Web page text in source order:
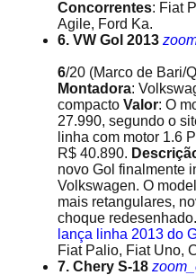
Concorrentes: Fiat
Agile, Ford Ka.
6. VW Gol 2013
6/20 (Marco de Bari/
Montadora:
compacto Valor: O
27.990, segundo o
linha com motor 1.6
R$ 40.890.
novo Gol finalmente
Volkswagen. O
mais retangulares,
choque
lança linha 2013 do
Fiat Palio, Fiat Uno,
7. Chery S-18